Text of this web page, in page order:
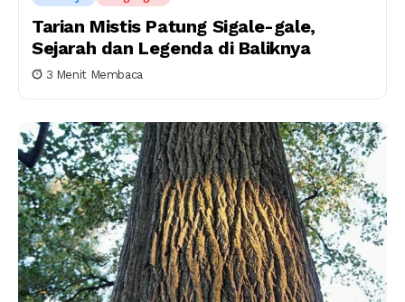
Tarian Mistis Patung Sigale-gale,
Sejarah dan Legenda di Baliknya
3 Menit Membaca